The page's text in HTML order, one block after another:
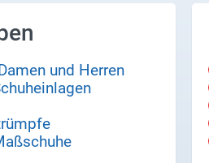
und Herren